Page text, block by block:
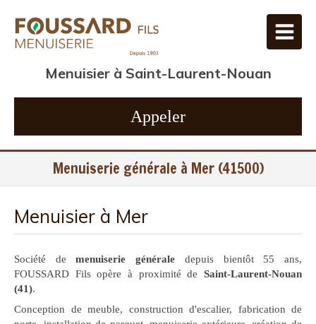
Menuisier à Saint-Laurent-Nouan
Appeler
Menuiserie générale à Mer (41500)
Menuisier à Mer
Société demenuiserie générale depuis bientôt 55 ans,
FOUSSARD Fils opère à proximité de Saint-Laurent-Nouan
(41).
Conception de meuble, construction d'escalier, fabrication de